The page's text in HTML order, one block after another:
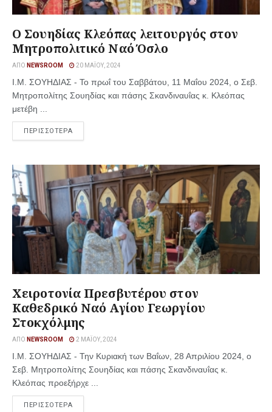
Ο Σουηδίας Κλεόπας λειτουργός στον
Μητροπολιτικό Ναό Όσλο
ΑΠΌ NEWSROOM 20 ΜΑΪ́ΟΥ, 2024
Ι.Μ. ΣΟΥΗΔΙΑΣ - Το πρωΐ του Σαββάτου, 11 Μαΐου 2024, ο Σεβ.
Μητροπολίτης Σουηδίας και πάσης Σκανδιναυΐας κ. Κλεόπας
μετέβη ...
ΠΕΡΙΣΣΟΤΕΡΑ
Χειροτονία Πρεσβυτέρου στον
Καθεδρικό Ναό Αγίου Γεωργίου
Στοκχόλμης
ΑΠΌ NEWSROOM 2 ΜΑΪ́ΟΥ, 2024
Ι.Μ. ΣΟΥΗΔΙΑΣ - Την Κυριακή των Βαΐων, 28 Απριλίου 2024, ο
Σεβ. Μητροπολίτης Σουηδίας και πάσης Σκανδιναυΐας κ.
Κλεόπας προεξήρχε ...
ΠΕΡΙΣΣΟΤΕΡΑ